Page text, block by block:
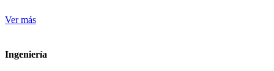
Ver más
Ingeniería